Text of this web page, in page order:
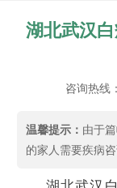
湖北武汉
咨询热线：
温馨提示： 由于
的家人需要疾病